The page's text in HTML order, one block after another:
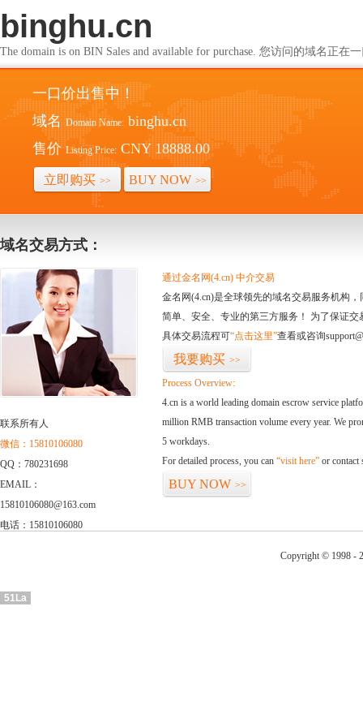
binghu.cn
The domain is on BIN Sales and available for purchase. 您访问的域名正在
一口价出售中！
域名 Domain Name: binghu.cn
售价 Listing Price: CNY 18888.00
立即购买 >> BUY NOW >>
域名交易方式：
联系所有人
微信：15810106080
QQ：780231698
EMAIL：
15810106080@163.com
电话：15810106080
通过金名网(4.cn) 中介交易
金名网(4.cn)是全球领先的域名交易服务机构
简单、安全、专业的第三方服务！ 为了保证
具体交易流程可“点击这里”查看或咨询
我要购买 >>
Process Overview:
4.cn is a world leading domain escrow service
million RMB transaction volume every year. We
5 workdays.
For detailed process, you can “visit here” or contact
BUY NOW >>
Copyright © 1998 -
51La